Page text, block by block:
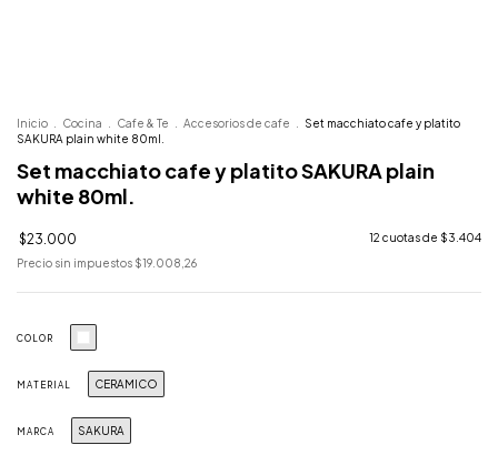
Inicio Cocina Cafe & Te Accesorios de cafe
Set macchiato cafe y platito
SAKURA plain white 80ml.
Set macchiato cafe y platito SAKURA plain
white 80ml.
$23.000 12 cuotas de $3.404
Precio sin impuestos $19.008,26
COLOR
MATERIAL CERAMICO
MARCA SAKURA